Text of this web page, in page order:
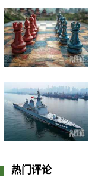
热门评论